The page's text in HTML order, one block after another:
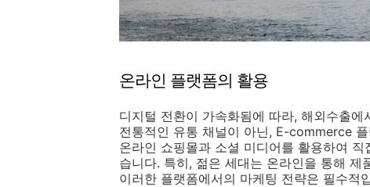
온라인 플랫폼의 활용
디지털 전환이 가속화됨에 따라, 해외수출
전통적인 유통 채널이 아닌, E-commerce
온라인 쇼핑몰과 소셜 미디어를 활용하여
습니다. 특히, 젊은 세대는 온라인을 통해
이러한 플랫폼에서의 마케팅 전략은 필수적